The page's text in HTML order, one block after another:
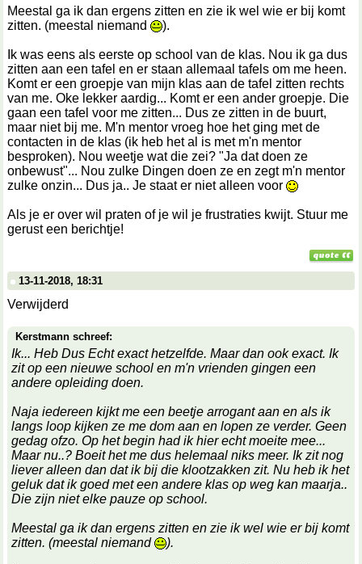
Meestal ga ik dan ergens zitten en zie ik wel wie er bij komt
zitten. (meestal niemand
).
Ik was eens als eerste op school van de klas. Nou ik ga dus
zitten aan een tafel en er staan allemaal tafels om me heen.
Komt er een groepje van mijn klas aan de tafel zitten rechts
van me. Oke lekker aardig... Komt er een ander groepje. Die
gaan een tafel voor me zitten... Dus ze zitten in de buurt,
maar niet bij me. M'n mentor vroeg hoe het ging met de
contacten in de klas (ik heb het al is met m'n mentor
besproken). Nou weetje wat die zei? "Ja dat doen ze
onbewust"... Nou zulke Dingen doen ze en zegt m'n mentor
zulke onzin... Dus ja.. Je staat er niet alleen voor
Als je er over wil praten of je wil je frustraties kwijt. Stuur me
gerust een berichtje!
13-11-2018, 18:31
Verwijderd
Kerstmann schreef:
Ik... Heb Dus Echt exact hetzelfde. Maar dan ook exact. Ik
zit op een nieuwe school en m'n vrienden gingen een
andere opleiding doen.
Naja iedereen kijkt me een beetje arrogant aan en als ik
langs loop kijken ze me dom aan en lopen ze verder. Geen
gedag ofzo. Op het begin had ik hier echt moeite mee...
Maar nu..? Boeit het me dus helemaal niks meer. Ik zit nog
liever alleen dan dat ik bij die klootzakken zit. Nu heb ik het
geluk dat ik goed met een andere klas op weg kan maarja..
Die zijn niet elke pauze op school.
Meestal ga ik dan ergens zitten en zie ik wel wie er bij komt
zitten. (meestal niemand
).